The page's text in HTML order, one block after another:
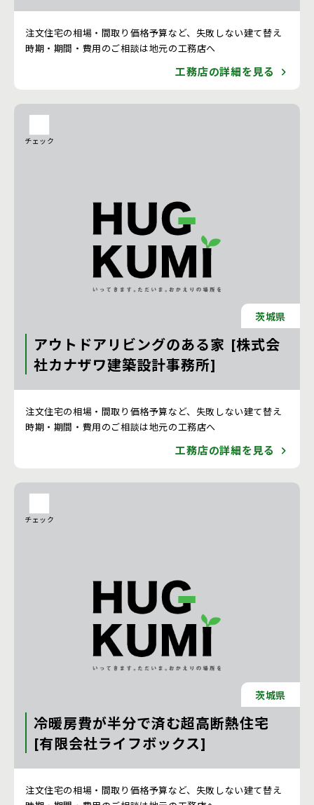
注文住宅の相場・間取り価格予算など、失敗しない建て替え
時期・期間・費用のご相談は地元の工務店へ
工務店の詳細を見る
チェック
茨城県
アウトドアリビングのある家 [株式会
社カナザワ建築設計事務所]
注文住宅の相場・間取り価格予算など、失敗しない建て替え
時期・期間・費用のご相談は地元の工務店へ
工務店の詳細を見る
チェック
茨城県
冷暖房費が半分で済む超高断熱住宅
[有限会社ライフボックス]
注文住宅の相場・間取り価格予算など、失敗しない建て替え